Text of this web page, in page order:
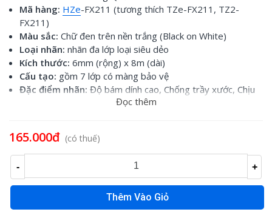
Mã hàng: HZe-FX211 (tương thích TZe-FX211, TZ2-
FX211)
Màu sắc: Chữ đen trên nền trắng (Black on White)
Loại nhãn: nhãn đa lớp loại siêu dẻo
Kích thước: 6mm (rộng) x 8m (dài)
Cấu tạo: gồm 7 lớp có màng bảo vệ
Đặc điểm nhãn: Độ bám dính cao, Chống trầy xước, Chịu
được hóa chất, Chống thấm nước, Chịu được cường độ ánh
Sử dụng cho:
Đọc thêm
165.000đ (có thuế)
- +
Thêm Vào Giỏ